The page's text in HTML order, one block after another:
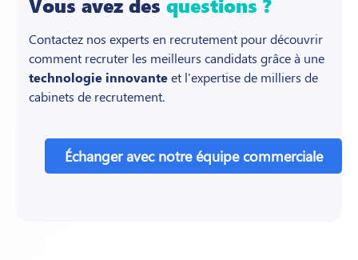
Contactez nos experts en recrutement pour découvrir
comment recruter les meilleurs candidats grâce à une
technologie innovanteet l'expertise de milliers de
cabinets de recrutement.
Échanger avec notre équipe commerciale